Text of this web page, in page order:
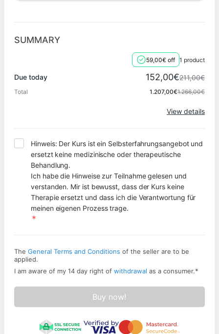
SUMMARY
59,00€ off 1 product
Due today 152,00€211,00€
Total 1.207,00€1.266,00€
View details
Hinweis: Der Kurs ist ein Selbsterfahrungsangebot und
ersetzt keine medizinische oder therapeutische
Behandlung.
Ich habe die Hinweise zur Teilnahme gelesen und
verstanden. Mir ist bewusst, dass der Kurs keine
Therapie ersetzt und dass ich die Verantwortung für
meinen eigenen Prozess trage.
The General Terms and Conditions of the seller are to be
applied.
I am aware of my 14 day right of withdrawal as a consumer.*
Buy now!